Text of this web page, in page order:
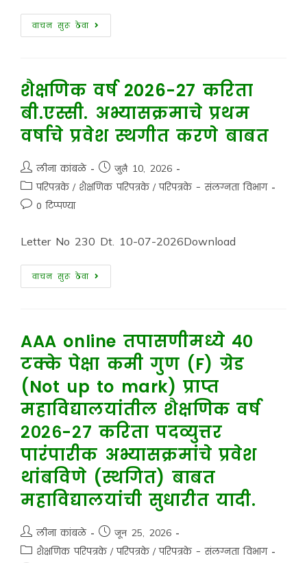
वाचन सुरू ठेवा
शैक्षणिक वर्ष 2026-27 करिता
बी.एस्सी. अभ्यासक्रमाचे प्रथम
वर्षाचे प्रवेश स्थगीत करणे बाबत
लीना कांबळे जुलै 10, 2026
परिपत्रके / शैक्षणिक परिपत्रके / परिपत्रके - संलग्नता विभाग
0 टिप्पण्या
Letter No 230 Dt. 10-07-2026Download
वाचन सुरू ठेवा
AAA online तपासणीमध्ये ४०
टक्के पेक्षा कमी गुण (F) ग्रेड
(Not up to mark) प्राप्त
महाविद्यालयांतील शैक्षणिक वर्ष
२०२६-२७ करिता पदव्युत्तर
पारंपारीक अभ्यासक्रमांचे प्रवेश
थांबविणे (स्थगित) बाबत
महाविद्यालयांची सुधारीत यादी.
लीना कांबळे जून 25, 2026
शैक्षणिक परिपत्रके / परिपत्रके / परिपत्रके - संलग्नता विभाग